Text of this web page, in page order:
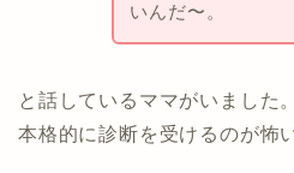
いんだ〜。
と話しているママがいました
本格的に診断を受けるのが怖